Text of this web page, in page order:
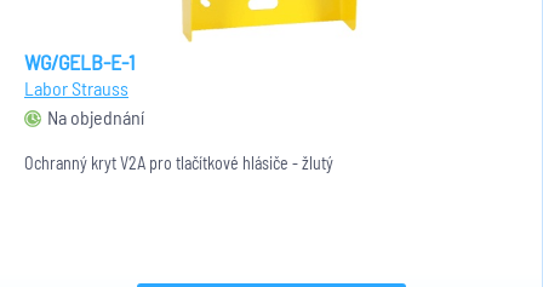
WG/GELB-E-1
Labor Strauss
Na objednání
Ochranný kryt V2A pro tlačítkové hlásiče - žlutý